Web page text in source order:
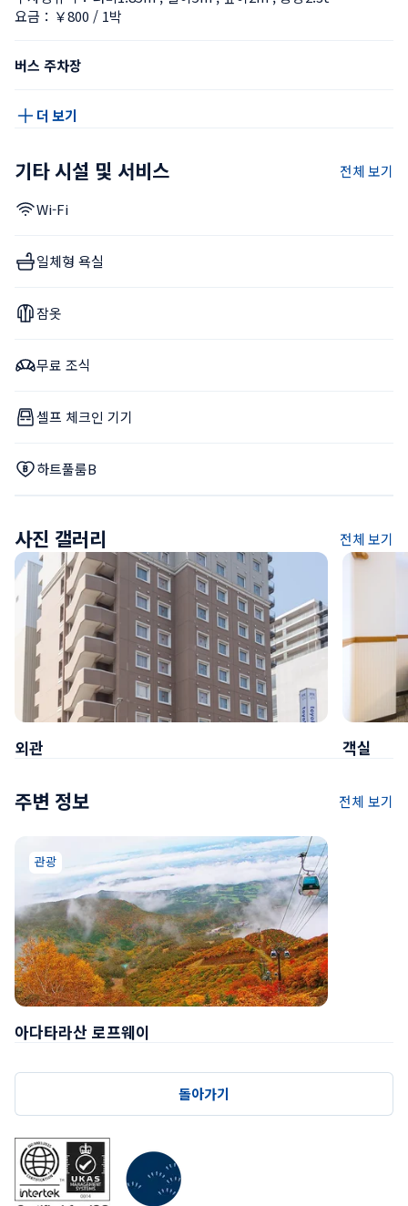
요금：￥800 / 1박
버스 주차장
더 보기
기타 시설 및 서비스 전체 보기
Wi-Fi
일체형 욕실
잠옷
무료 조식
셀프 체크인 기기
하트풀룸B
사진 갤러리 전체 보기
외관 객실
주변 정보 전체 보기
아다타라산 로프웨이
관광
돌아가기